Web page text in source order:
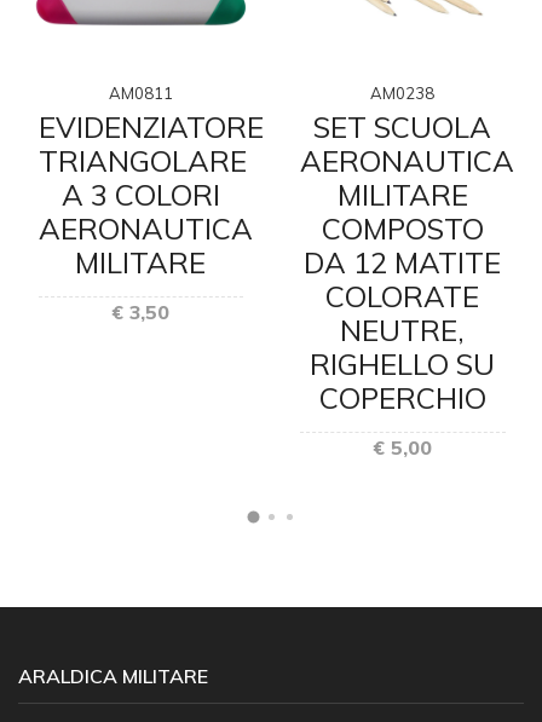
AM0811
EVIDENZIATORE
TRIANGOLARE
A 3 COLORI
AERONAUTICA
MILITARE
€ 3,50
AM0238
SET SCUOLA
AERONAUTICA
MILITARE
COMPOSTO
DA 12 MATITE
COLORATE
NEUTRE,
RIGHELLO SU
COPERCHIO
€ 5,00
ARALDICA MILITARE